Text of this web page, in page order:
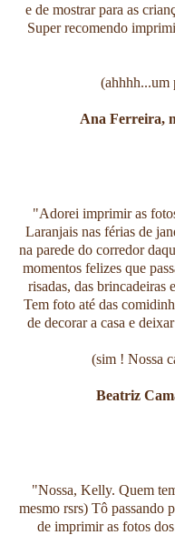
e de mostrar para as
Super recomendo
(ahhhh...um
Ana Ferreira,
"Adorei imprimir as
Laranjais nas férias de
na parede do corredor
momentos felizes que
risadas, das brincadeiras
Tem foto até das
de decorar a casa e
(sim ! Nossa
Beatriz
"Nossa, Kelly. Quem
mesmo rsrs) Tô passando
de imprimir as fotos